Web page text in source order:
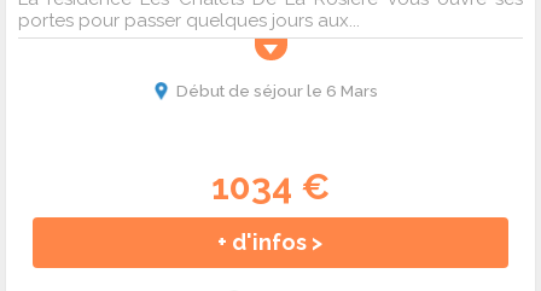
portes pour passer quelques jours aux...
Début de séjour le 6 Mars
1034 €
+ d'infos >